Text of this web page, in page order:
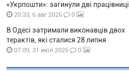
«Укрпошти»: загинули дві працівниці
20:33, 6 авг 2026 0
В Одесі затримали виконавців двох
терактів, які сталися 28 липня
07:09, 31 июл 2026 0